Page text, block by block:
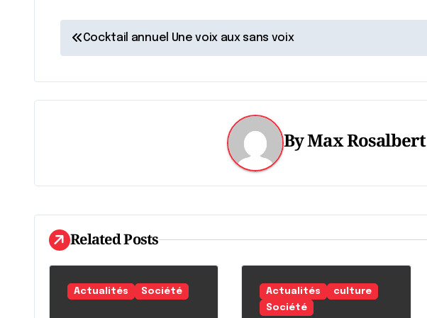
N
a
v
a
t
i
o
n
Cocktail annuel Une voix aux sans voix
ByMax Rosalbert
Related Posts
Actualités Société Actualités
culture
Société